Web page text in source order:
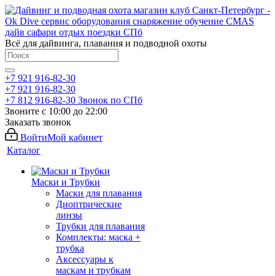
Всё для дайвинга, плавания и подводной охоты
+7 921 916-82-30
+7 921 916-82-30
+7 812 916-82-30 Звонок по СПб
Звоните с 10:00 до 22:00
Заказать звонок
ВойтиМой кабинет
Каталог
Маски и Трубки
Маски для плавания
Диоптрические
линзы
Трубки для плавания
Комплекты: маска +
трубка
Аксессуары к
маскам и трубкам